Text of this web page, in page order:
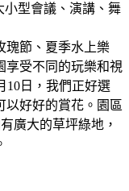
型會議、演講、舞
瑰節、夏季水上樂
享受不同的玩樂和視
10日，我們正好選
以好好的賞花。園區
廣大的草坪綠地，